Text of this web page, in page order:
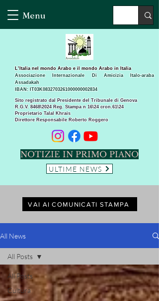
Menu
Sito registrato dal Presidente del Tribunale di Genova
R.G.V. 8468\2024 Reg. Stampa n 16\24 cron.61\24 ​
Proprietario Talal Khrais
Direttore Responsabile Roberto Roggero
L’Italia nel mondo Arabo e il mondo Arabo in Italia
Associazione Internazionale Di Amicizia Italo-araba
Assadakah
IBAN: IT03K0832703261000000002834
NOTIZIE IN PRIMO PIANO
ULTIME NEWS
VAI AI COMUNICATI STAMPA
All News
All Posts
Cultura
All Posts